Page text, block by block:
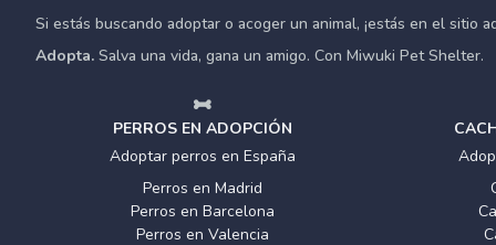
Si estás buscando adoptar o acoger un animal, ¡estás en el sitio
Adopta. Salva una vida, gana un amigo. Con Miwuki Pet Shelter.
PERROS EN ADOPCIÓN
Adoptar perros en España
Perros en Madrid
Perros en Barcelona
Perros en Valencia